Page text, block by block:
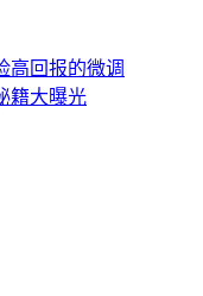
高回报的微调
籍大曝光